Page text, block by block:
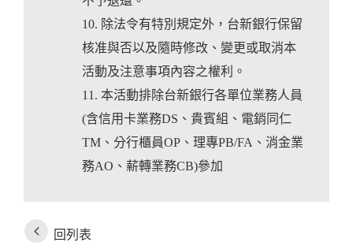
除法令有特別規定外，台新銀行保留
核准與否以及隨時修改、變更或取消本
活動及注意事項內容之權利。
本活動排除台新銀行各單位業務人員
(含信用卡業務DS、貴賓組、電銷同仁
TM、分行櫃員OP、理專PB/FA、消金業
務AO、薪轉業務CB)參加
回列表